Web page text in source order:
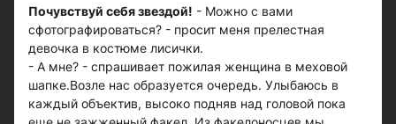
Почувствуй себя звездой! - Можно с вами
сфотографироваться? - просит меня прелестная
девочка в костюме лисички.
- А мне? - спрашивает пожилая женщина в меховой
шапке.Возле нас образуется очередь. Улыбаюсь в
каждый объектив, высоко подняв над головой пока